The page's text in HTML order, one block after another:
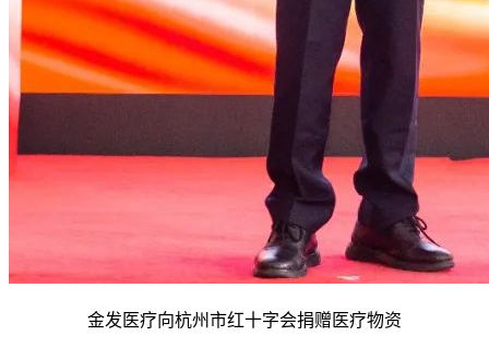
金发医疗向杭州市红十字会捐赠医疗物资